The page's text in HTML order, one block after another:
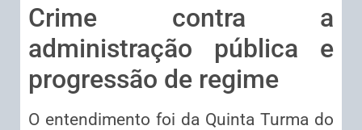
Crime contra a
administração pública e
progressão de regime
O entendimento foi da Quinta Turma do